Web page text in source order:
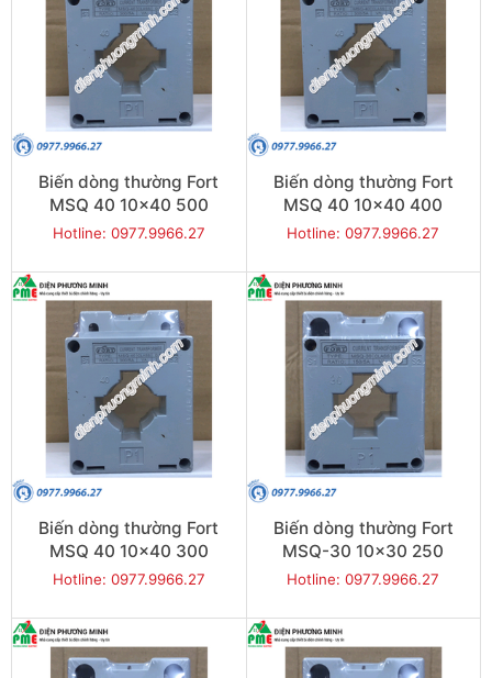
Biến dòng thường Fort
MSQ 40 10x40 500
Hotline: 0977.9966.27
Biến dòng thường Fort
MSQ 40 10x40 400
Hotline: 0977.9966.27
Biến dòng thường Fort
MSQ 40 10x40 300
Hotline: 0977.9966.27
Biến dòng thường Fort
MSQ-30 10x30 250
Hotline: 0977.9966.27